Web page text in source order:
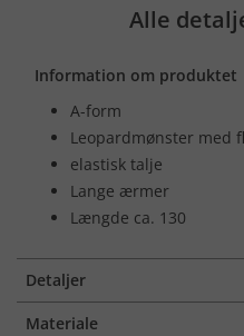
Alle
Information om produktet
A-form
Leopardmønster med
elastisk talje
Lange ærmer
Længde ca. 130
Detaljer
Materiale